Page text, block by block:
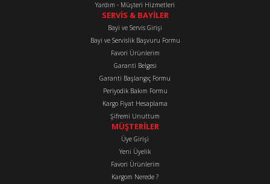
Gönder
Yardım - Müşteri Hizmetleri
SERVİS & BAYİLER
Bayi ve Servis Girişi
Bayi ve Servislik Başvuru Formu
Favori Ürünlerim
Garanti Belgesi
Garanti Başlangıç Formu
Periyodik Bakım Formu
Kargo Fiyat Hesaplama
Şifremi Unuttum
MÜŞTERİLER
Üye Girişi
Yeni Üyelik
Favori Ürünlerim
Kargom Nerede ?